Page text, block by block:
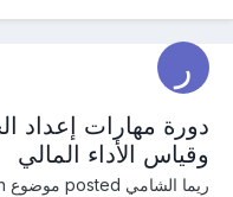
دورة مهارات إعداد
وقياس الأداء المالي
ريما الشامي